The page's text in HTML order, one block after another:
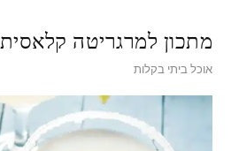
מתכון למרגריטה קלאסית
אוכל ביתי בקלות